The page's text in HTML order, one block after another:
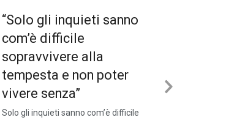
“Solo gli inquieti sanno
com’è difficile
sopravvivere alla
tempesta e non poter
vivere senza”
Solo gli inquieti sanno com’è difficile